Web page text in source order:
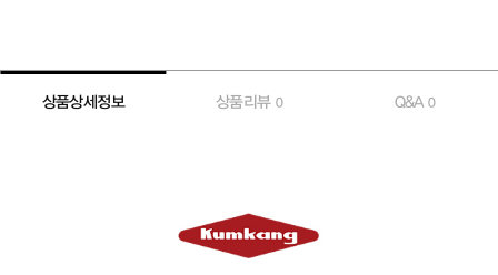
상품상세정보 상품리뷰 0 Q&A0